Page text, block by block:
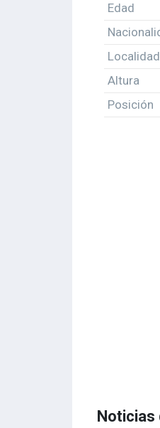
Edad
Localidad
Altura
Posición
Noticias